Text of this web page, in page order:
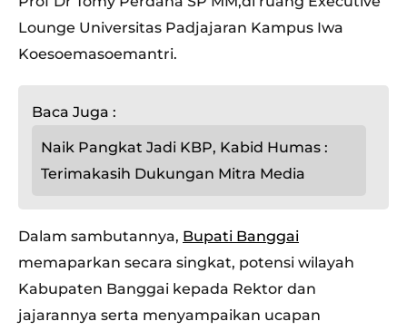
Lounge Universitas Padjajaran Kampus Iwa
Koesoemasoemantri.
Baca Juga :
Naik Pangkat Jadi KBP, Kabid Humas :
Terimakasih Dukungan Mitra Media
Dalam sambutannya, Bupati Banggai
memaparkan secara singkat, potensi wilayah
Kabupaten Banggai kepada Rektor dan
jajarannya serta menyampaikan ucapan